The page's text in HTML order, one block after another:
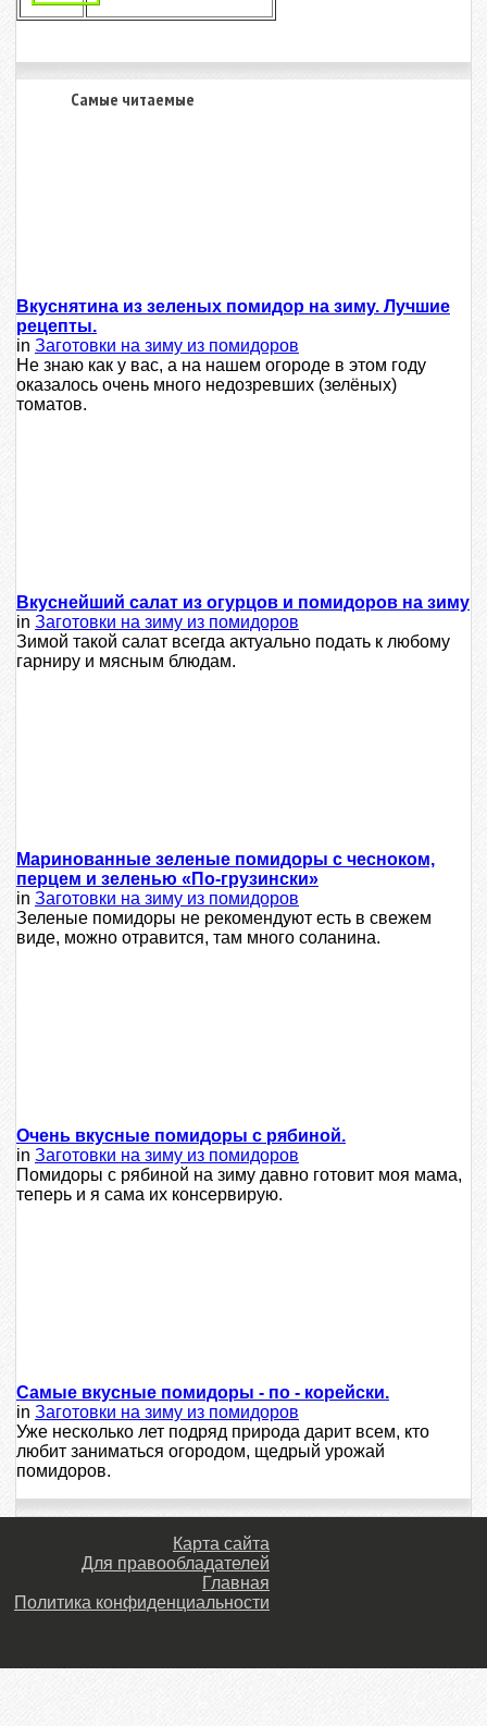
Самые читаемые
Вкуснятина из зеленых помидор на зиму. Лучшие
рецепты.
in Заготовки на зиму из помидоров
Не знаю как у вас, а на нашем огороде в этом году
оказалось очень много недозревших (зелёных)
томатов.
Вкуснейший салат из огурцов и помидоров на зиму
in Заготовки на зиму из помидоров
Зимой такой салат всегда актуально подать к любому
гарниру и мясным блюдам.
Маринованные зеленые помидоры с чесноком,
перцем и зеленью «По-грузински»
in Заготовки на зиму из помидоров
Зеленые помидоры не рекомендуют есть в свежем
виде, можно отравится, там много соланина.
Очень вкусные помидоры с рябиной.
in Заготовки на зиму из помидоров
Помидоры с рябиной на зиму давно готовит моя мама,
теперь и я сама их консервирую.
Самые вкусные помидоры - по - корейски.
in Заготовки на зиму из помидоров
Уже несколько лет подряд природа дарит всем, кто
любит заниматься огородом, щедрый урожай
помидоров.
Карта сайта
Для правообладателей
Главная
Политика конфиденциальности